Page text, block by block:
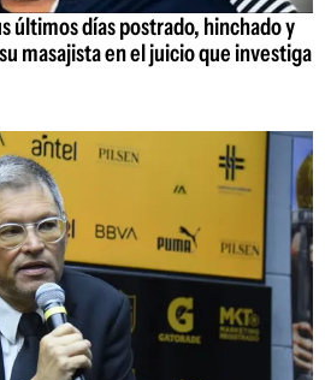
últimos días postrado, hinchado y
masajista en el juicio que investiga